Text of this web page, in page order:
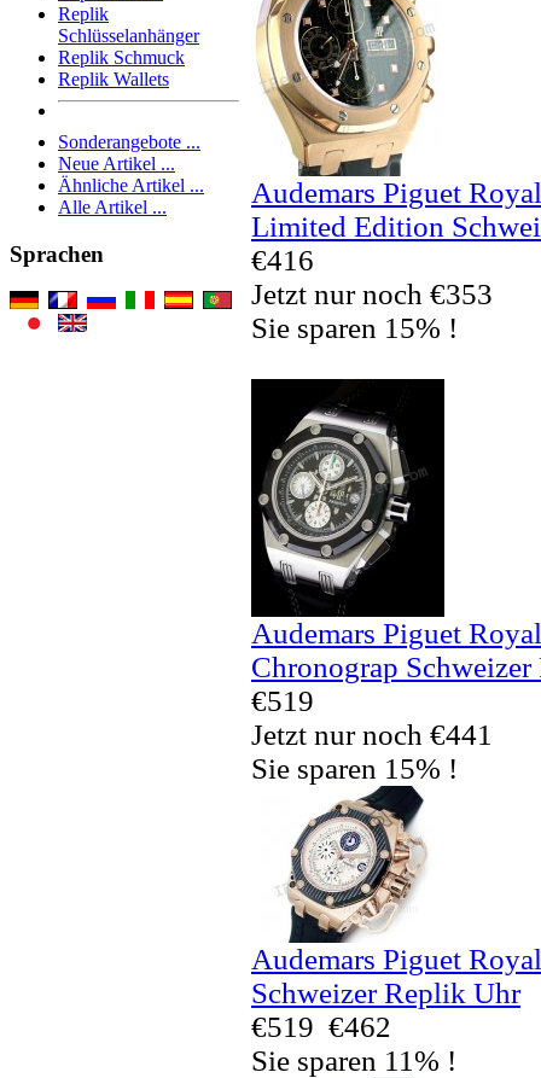
Replik
Schlüsselanhänger
Replik Schmuck
Replik Wallets
Sonderangebote ...
Neue Artikel ...
Ähnliche Artikel ...
Alle Artikel ...
Sprachen
Audemars Piguet
Limited Edition
€416
Jetzt nur noch €353
Sie sparen 15% !
Audemars Piguet
Chronograp
€519
Jetzt nur noch €441
Sie sparen 15% !
Audemars Piguet
Schweizer Replik Uhr
€519 €462
Sie sparen 11% !